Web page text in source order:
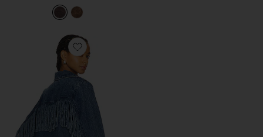
Favorite Sierra Fringe Jacket